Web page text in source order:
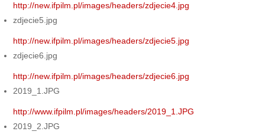
http://new.ifpilm.pl/images/headers/zdjecie4.jpg
zdjecie5.jpg
http://new.ifpilm.pl/images/headers/zdjecie5.jpg
zdjecie6.jpg
http://new.ifpilm.pl/images/headers/zdjecie6.jpg
2019_1.JPG
http://www.ifpilm.pl/images/headers/2019_1.JPG
2019_2.JPG